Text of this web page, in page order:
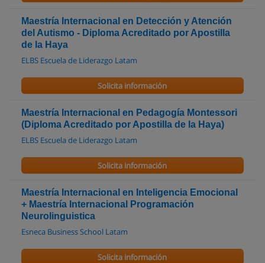
Maestría Internacional en Detección y Atención
del Autismo - Diploma Acreditado por Apostilla
de la Haya
ELBS Escuela de Liderazgo Latam
Solicita información
Maestría Internacional en Pedagogía Montessori
(Diploma Acreditado por Apostilla de la Haya)
ELBS Escuela de Liderazgo Latam
Solicita información
Maestría Internacional en Inteligencia Emocional
+ Maestría Internacional Programación
Neurolinguistica
Esneca Business School Latam
Solicita información